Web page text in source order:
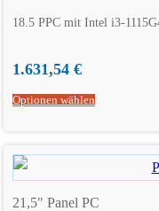
18.5 PPC mit Intel i3-
1.631,54 €
Optionen wählen
21,5" Panel PC